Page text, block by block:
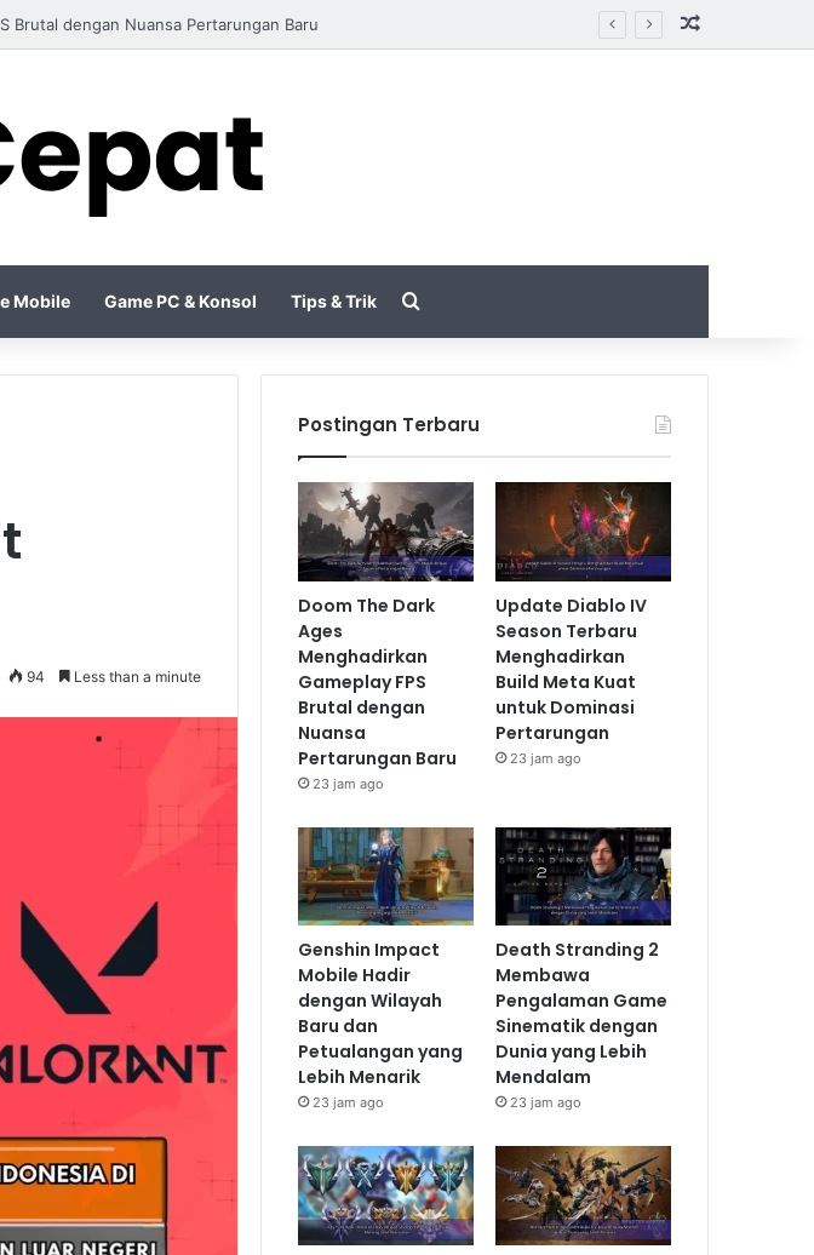
Meta Kuat untuk Dominasi Pertarungan
Mobile Game PC & Konsol Tips & Trik
94 Less than a minute
Postingan Terbaru
Doom The Dark
Ages
Menghadirkan
Gameplay FPS
Brutal dengan
Nuansa
Pertarungan Baru
23 jam ago
Update Diablo IV
Season Terbaru
Menghadirkan
Build Meta Kuat
untuk Dominasi
Pertarungan
23 jam ago
Genshin Impact
Mobile Hadir
dengan Wilayah
Baru dan
Petualangan yang
Lebih Menarik
23 jam ago
Death Stranding 2
Membawa
Pengalaman Game
Sinematik dengan
Dunia yang Lebih
Mendalam
23 jam ago